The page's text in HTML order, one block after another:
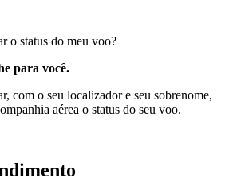
o status do meu voo?
para você.
com o seu localizador e seu sobrenome,
aérea o status do seu voo.